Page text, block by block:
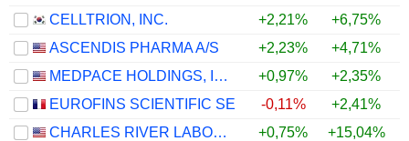
CELLTRION, INC.
+2,21% +6,75%
ASCENDIS PHARMA A/S
+2,23%
+4,71%
MEDPACE HOLDINGS, INC.
+0,97% +2,35%
EUROFINS SCIENTIFIC SE
-0,11% +2,41%
CHARLES RIVER LABORATORIES INTERNATIONAL, INC.
+0,75% +15,04%